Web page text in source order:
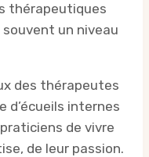
thérapeutiques
un niveau
des thérapeutes
d’écueils internes
de vivre
de leur passion.